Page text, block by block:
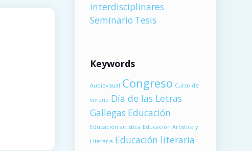
interdisciplinares
Seminario Tesis
Keywords
Audiovisual Congreso Curso de
verano Día de las Letras
Gallegas Educación
Educación artística Educación Artística y
Literaria Educación literaria